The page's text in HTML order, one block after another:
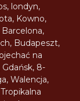
, londyn,
, Kowno,
Barcelona,
, Budapeszt,
na
Gdańsk, 8-
,Walencja,
Tropikalna